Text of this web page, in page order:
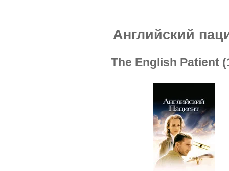
Английский
The English Patient